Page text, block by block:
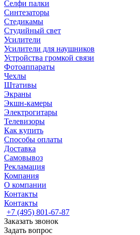
Селфи палки
Синтезаторы
Стедикамы
Студийный свет
Усилители
Усилители для наушников
Устройства громкой связи
Фотоаппараты
Чехлы
Штативы
Экраны
Экшн-камеры
Электрогитары
Телевизоры
Как купить
Способы оплаты
Доставка
Самовывоз
Рекламация
Компания
О компании
Контакты
Контакты
+7 (495) 801-67-87
Заказать звонок
Задать вопрос